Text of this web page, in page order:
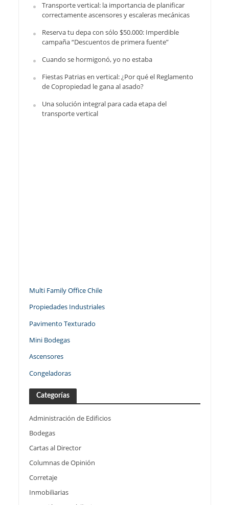
Transporte vertical: la importancia de planificar
correctamente ascensores y escaleras mecánicas
Reserva tu depa con sólo $50.000: Imperdible
campaña “Descuentos de primera fuente”
Cuando se hormigonó, yo no estaba
Fiestas Patrias en vertical: ¿Por qué el Reglamento
de Copropiedad le gana al asado?
Una solución integral para cada etapa del
transporte vertical
Multi Family Office Chile
Propiedades Industriales
Pavimento Texturado
Mini Bodegas
Ascensores
Congeladoras
Categorías
Administración de Edificios
Bodegas
Cartas al Director
Columnas de Opinión
Corretaje
Inmobiliarias